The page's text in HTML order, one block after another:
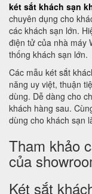
két sắt khách sạn
chuyên dụng cho
các khách sạn lớn.
điện tử của nhà máy
thống khách sạn lớn.
Các mẫu két sắt
năng uy việt, thuận
dùng. Dễ dàng cho
khách hàng sau.
dùng cho khách sạn
Tham khảo
của
Két sắt